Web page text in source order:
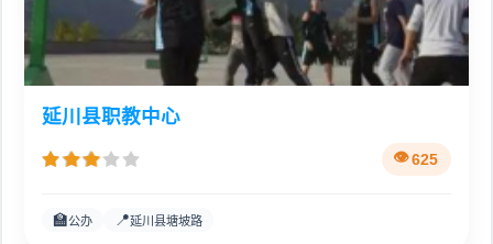
延川县职教中心
625
🏫公办 📍延川县塘坡路